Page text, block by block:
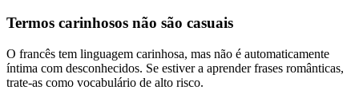
Termos carinhosos não são casuais
O francês tem linguagem carinhosa, mas não é automaticamente
íntima com desconhecidos. Se estiver a aprender frases românticas,
trate-as como vocabulário de alto risco.